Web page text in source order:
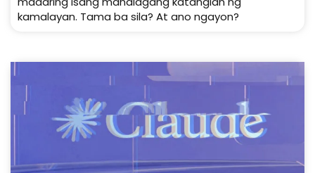
kamalayan. Tama ba sila? At ano ngayon?